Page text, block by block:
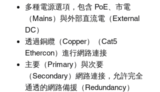
多種電源選項，包含 PoE 、市電
（Mains）與外部直流電（External
DC）
透過銅纜（Copper）（Cat5
Ethercon）進行網路連接
主要（Primary）與次要
（Secondary）網路連接，允許完全
通透的網路備援（Redundancy）